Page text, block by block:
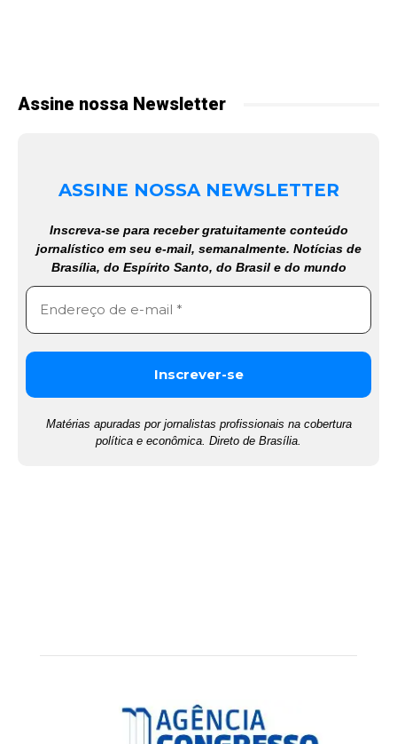
Assine nossa Newsletter
ASSINE NOSSA NEWSLETTER
Inscreva-se para receber gratuitamente conteúdo
jornalístico em seu e-mail, semanalmente. Notícias de
Brasília, do Espírito Santo, do Brasil e do mundo
Matérias apuradas por jornalistas profissionais na cobertura
política e econômica. Direto de Brasília.